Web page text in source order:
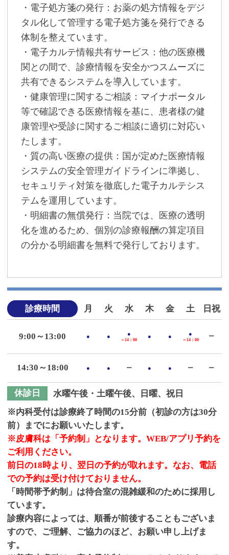
・電子処方箋の発行：お薬の処方情報をデジ
タル化して管理する電子処方箋を発行できる
体制を整えています。
・電子カルテ情報共有サービス：他の医療機
関との間で、診療情報を安全かつスムーズに
共有できるシステムを導入しています。
・健康管理に関するご相談：マイナポータル
等で確認できる医療情報を基に、患者様の健
康管理や受診に関するご相談に適切に対応い
たします。
・質の高い医療の提供：国が定めた医療情報
システムの安全管理ガイドラインに準拠し、
セキュリティ対策を徹底した電子カルテシス
テムを運用しています。
・明細書の無償発行：当院では、医療の透明
化を進めるため、個別の診療報酬の算定項目
の分かる明細書を無料で発行しております。
診療時間 月 火 水 木 金 土 日祝
9:00～13:00 ● ● ●
～14：00
● ● ●
～14：00
ー
14:30～18:00 ● ● ー ● ● ー ー
休診日
水曜午後・土曜午後、日曜、祝日
※内科受付は診療終了時間の15分前（初診の方は30分
前）までにお願いいたします。
※皮膚科は「予約制」となります。WEB/アプリ予約を
ご利用ください。
前日の18時より、翌日の予約が取れます。なお、電話
での予約は受け付けておりません。
「時間帯予約制」は待合室の混雑緩和のために採用し
ています。
診療内容によっては、順番が前後することもございま
すので、ご理解、ご協力のほど、お願い申し上げま
す。